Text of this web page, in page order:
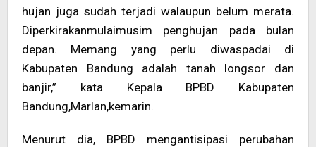
hujan juga sudah terjadi walaupun belum merata.
Diperkirakanmulaimusim penghujan pada bulan
depan. Memang yang perlu diwaspadai di
Kabupaten Bandung adalah tanah longsor dan
banjir,” kata Kepala BPBD Kabupaten
Bandung,Marlan,kemarin.
Menurut dia, BPBD mengantisipasi perubahan